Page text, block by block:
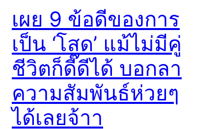
เผย 9 ข้อดีของการ
เป็น ‘โสด’ แม้ไม่มีคู่
ชีวิตก็ดี๊ดีได้ บอกลา
ความสัมพันธ์ห่วยๆ
ได้เลยจ้าา